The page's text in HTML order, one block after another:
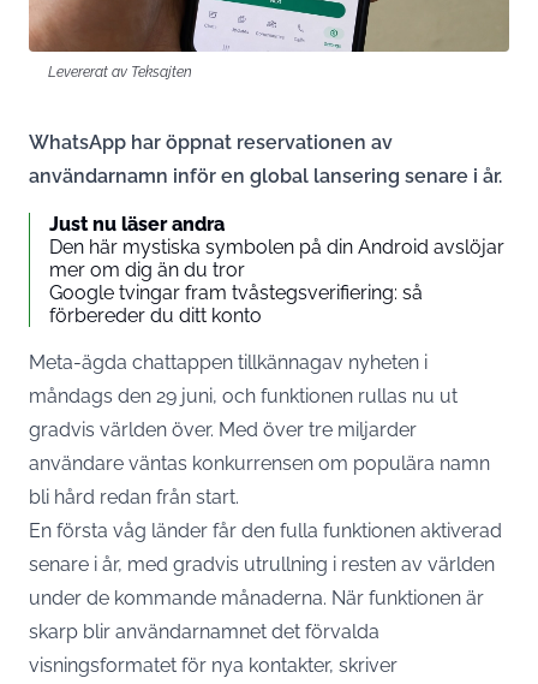
Levererat av Teksajten
WhatsApp har öppnat reservationen av
användarnamn inför en global lansering senare i år.
Just nu läser andra
Den här mystiska symbolen på din Android avslöjar
mer om dig än du tror
Google tvingar fram tvåstegsverifiering: så
förbereder du ditt konto
Meta-ägda chattappen tillkännagav nyheten i
måndags den 29 juni, och funktionen rullas nu ut
gradvis världen över. Med över tre miljarder
användare väntas konkurrensen om populära namn
bli hård redan från start.
En första våg länder får den fulla funktionen aktiverad
senare i år, med gradvis utrullning i resten av världen
under de kommande månaderna. När funktionen är
skarp blir användarnamnet det förvalda
visningsformatet för nya kontakter, skriver